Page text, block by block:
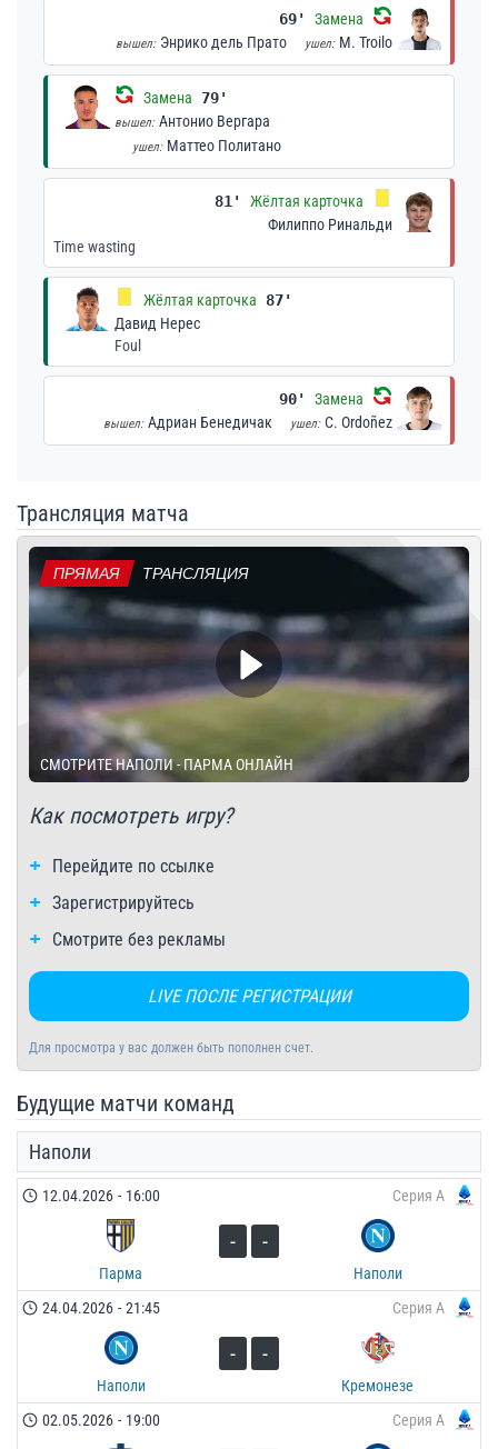
69' Замена
вышел: Энрико дель Прато ушел: M. Troilo
Замена 79'
вышел: Антонио Вергара
ушел: Маттео Политано
81'
Жёлтая карточка
Филиппо Ринальди
Time wasting
Жёлтая карточка
87'
Давид Нерес
Foul
90' Замена
вышел: Адриан Бенедичак ушел: C. Ordoñez
Трансляция матча
ПРЯМАЯ ТРАНСЛЯЦИЯ
СМОТРИТЕ НАПОЛИ - ПАРМА ОНЛАЙН
Как посмотреть игру?
Перейдите по ссылке
Зарегистрируйтесь
Смотрите без рекламы
LIVE ПОСЛЕ РЕГИСТРАЦИИ
Для просмотра у вас должен быть пополнен счет.
Будущие матчи команд
Наполи
Серия А
12.04.2026 - 16:00
Парма
- -
Наполи
Серия А
24.04.2026 - 21:45
Наполи
- -
Кремонезе
Серия А
02.05.2026 - 19:00